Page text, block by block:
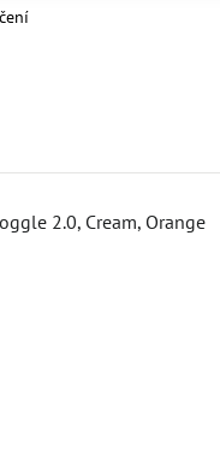
2.0, Cream, Orange